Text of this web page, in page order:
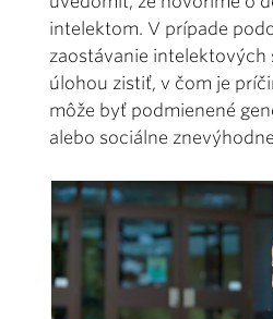
intelektom. V prípade
zaostávanie intelektových
úlohou zistiť, v čom je
môže byť podmienené
alebo sociálne